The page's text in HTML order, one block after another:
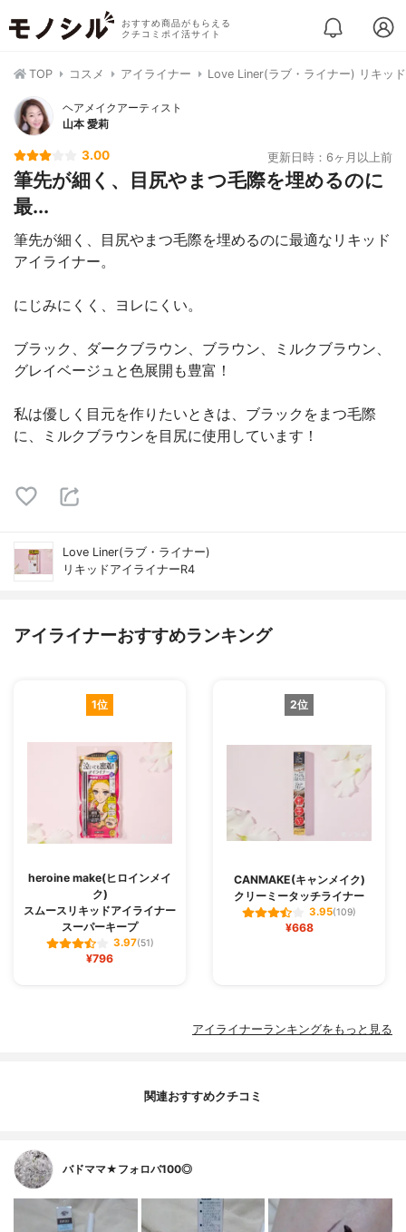
おすすめ商品がもらえる
クチコミポイ活サイト
TOP コスメ アイライナー Love Liner(ラブ・ライナー) リキッ
ヘアメイクアーティスト
山本 愛莉
3.00 更新日時：6ヶ月以上前
筆先が細く、目尻やまつ毛際を埋めるのに
最...
筆先が細く、目尻やまつ毛際を埋めるのに最適なリキッド
アイライナー。
にじみにくく、ヨレにくい。
ブラック、ダークブラウン、ブラウン、ミルクブラウン、
グレイベージュと色展開も豊富！
私は優しく目元を作りたいときは、ブラックをまつ毛際
に、ミルクブラウンを目尻に使用しています！
Love Liner(ラブ・ライナー)
リキッドアイライナーR4
アイライナーおすすめランキング
1位
heroine make(ヒロインメイ
ク)
スムースリキッドアイライナー
スーパーキープ
3.97(51)
¥796
2位
CANMAKE(キャンメイク)
クリーミータッチライナー
3.95(109)
¥668
アイライナーランキングをもっと見る
関連おすすめクチコミ
バドママ★フォロバ100◎